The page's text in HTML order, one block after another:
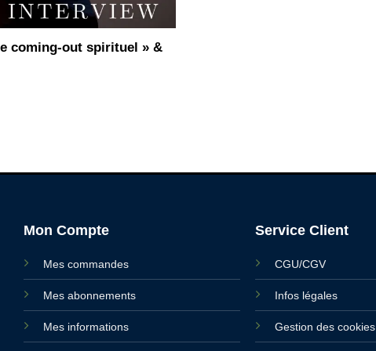
coming-out spirituel » &
Mon Compte
Mes commandes
Mes abonnements
Mes informations
Service Client
CGU/CGV
Infos légales
Gestion des cookies